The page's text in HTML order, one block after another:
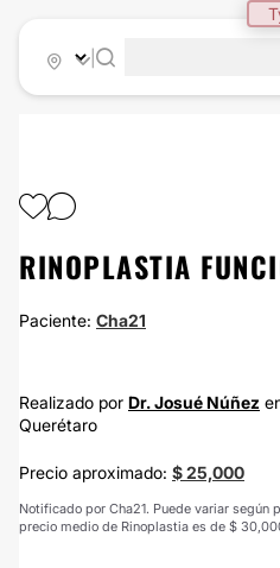
RINOPLASTIA
Paciente: Cha21
Realizado por Dr. Josué Núñez
Querétaro
Precio aproximado: $ 25,000
Notificado por Cha21. Puede variar según
precio medio de Rinoplastia es de $